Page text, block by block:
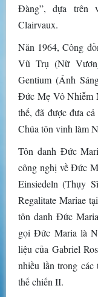
Đàng”, dựa trên
Clairvaux.
Năn 1964, Công
Vũ Trụ (Nữ
Gentium (Ánh
Đức Mẹ Vô Nhiễm
thế, đã được đưa
Chúa tôn vinh làm
Tôn danh Đức
công nghị về Đức
Einsiedeln (Thụy
Regalitate Mariae
tôn danh Đức
gọi Đức Maria là
liệu của Gabriel
nhiều lần trong
thế chiến II.